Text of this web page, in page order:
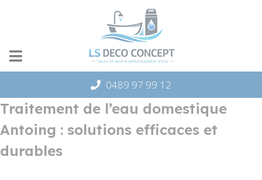
0489 97 99 12
Traitement de l’eau domestique
Antoing : solutions efficaces et
durables